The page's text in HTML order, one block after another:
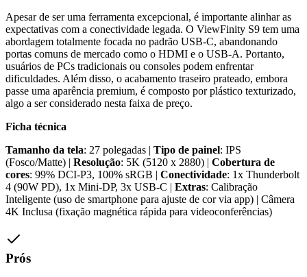
Apesar de ser uma ferramenta excepcional, é importante alinhar as
expectativas com a conectividade legada. O ViewFinity S9 tem uma
abordagem totalmente focada no padrão USB-C, abandonando
portas comuns de mercado como o HDMI e o USB-A. Portanto,
usuários de PCs tradicionais ou consoles podem enfrentar
dificuldades. Além disso, o acabamento traseiro prateado, embora
passe uma aparência premium, é composto por plástico texturizado,
algo a ser considerado nesta faixa de preço.
Ficha técnica
Tamanho da tela: 27 polegadas | Tipo de painel: IPS
(Fosco/Matte) | Resolução: 5K (5120 x 2880) | Cobertura de
cores: 99% DCI-P3, 100% sRGB | Conectividade: 1x Thunderbolt
4 (90W PD), 1x Mini-DP, 3x USB-C | Extras: Calibração
Inteligente (uso de smartphone para ajuste de cor via app) | Câmera
4K Inclusa (fixação magnética rápida para videoconferências)
Prós